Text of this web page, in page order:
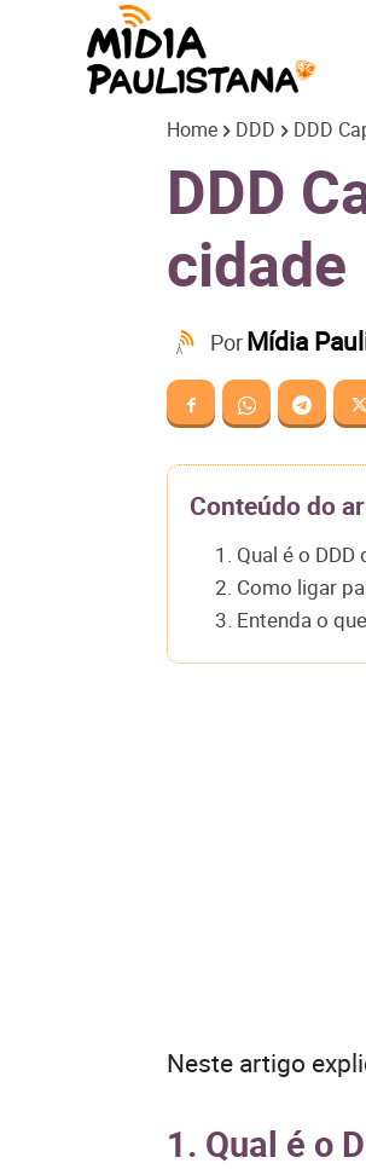
Home DDD DDD
DDD
cidade
PorMídia
Conteúdo do
1. Qual é o DDD
2. Como ligar
3. Entenda o
Neste artigo
1. Qual é o